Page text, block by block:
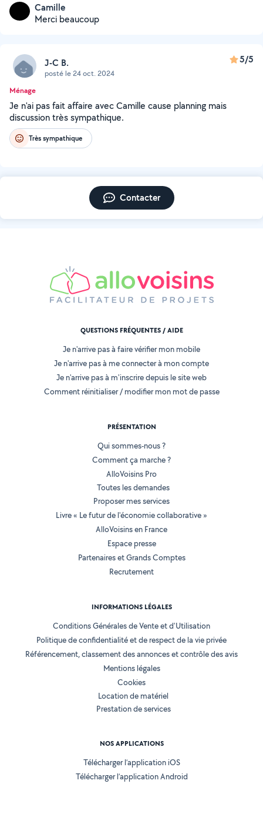
Camille
Merci beaucoup
J-C B.
posté le 24 oct. 2024
5/5
Ménage
Je n'ai pas fait affaire avec Camille cause planning mais
discussion très sympathique.
Très sympathique
Contacter
QUESTIONS FRÉQUENTES / AIDE
Je n'arrive pas à faire vérifier mon mobile
Je n'arrive pas à me connecter à mon compte
Je n'arrive pas à m'inscrire depuis le site web
Comment réinitialiser / modifier mon mot de passe
PRÉSENTATION
Qui sommes-nous ?
Comment ça marche ?
AlloVoisins Pro
Toutes les demandes
Proposer mes services
Livre « Le futur de l'économie collaborative »
AlloVoisins en France
Espace presse
Partenaires et Grands Comptes
Recrutement
INFORMATIONS LÉGALES
Conditions Générales de Vente et d'Utilisation
Politique de confidentialité et de respect de la vie privée
Référencement, classement des annonces et contrôle des avis
Mentions légales
Cookies
Location de matériel
Prestation de services
NOS APPLICATIONS
Télécharger l’application iOS
Télécharger l’application Android